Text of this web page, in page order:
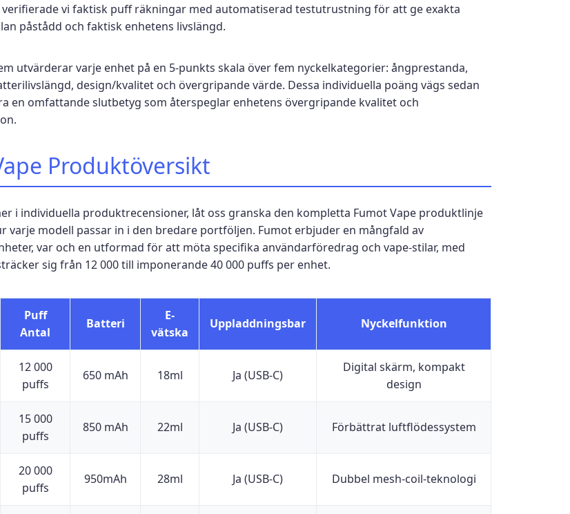
vi faktisk puff räkningar med automatiserad testutrustning för att ge exakta
påstådd och faktisk enhetens livslängd.
utvärderar varje enhet på en 5-punkts skala över fem nyckelkategorier: ångprestanda,
design/kvalitet och övergripande värde. Dessa individuella poäng vägs sedan
en omfattande slutbetyg som återspeglar enhetens övergripande kvalitet och
Produktöversikt
i individuella produktrecensioner, låt oss granska den kompletta Fumot Vape produktlinje
varje modell passar in i den bredare portföljen. Fumot erbjuder en mångfald av
var och en utformad för att möta specifika användarföredrag och vape-stilar, med
sig från 12 000 till imponerande 40 000 puffs per enhet.
Puff
Antal
Batteri
E-
vätska
Uppladdningsbar Nyckelfunktion
12 000
puffs
650 mAh 18ml Ja (USB-C)
Digital skärm, kompakt
design
15 000
puffs
850 mAh 22ml Ja (USB-C) Förbättrat luftflödessystem
20 000
puffs
950mAh 28ml Ja (USB-C) Dubbel mesh-coil-teknologi